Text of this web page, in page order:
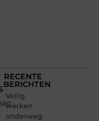
RECENTE
BERICHTEN
Veilig
werken
onderweg: